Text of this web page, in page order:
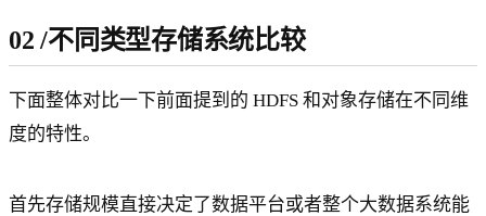
02 /不同类型存储系统比较
下面整体对比一下前面提到的 HDFS 和对象存储在不同维
度的特性。
首先存储规模直接决定了数据平台或者整个大数据系统能